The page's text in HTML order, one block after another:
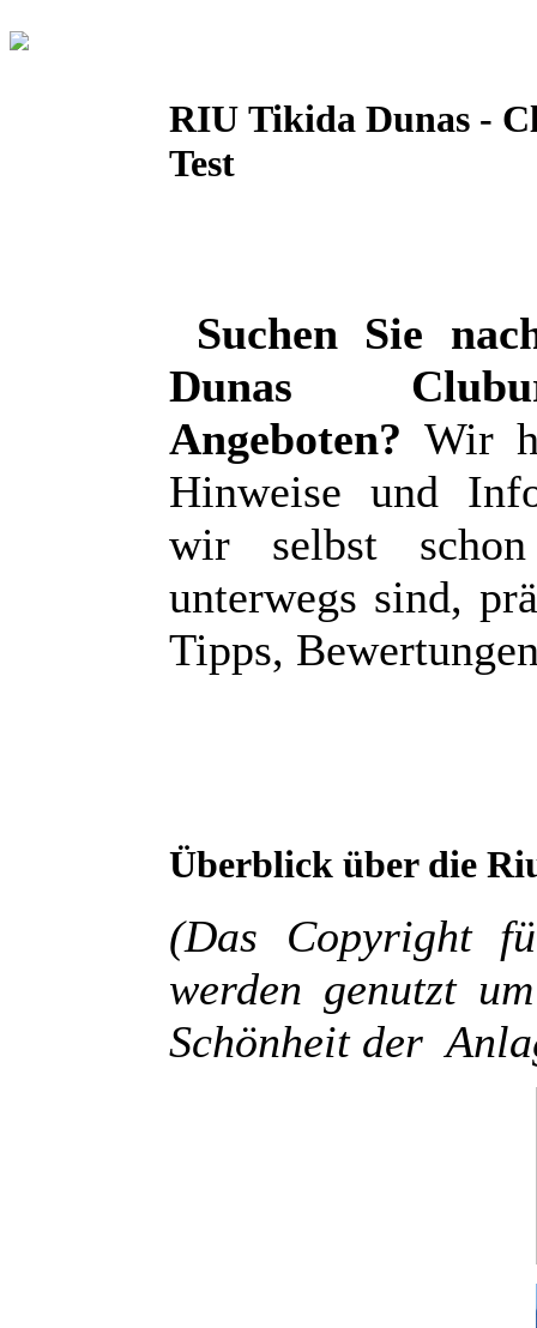
RIU Tikida Dunas -
Test
Suchen Sie
Dunas
Angeboten? Wir
Hinweise und
wir selbst
unterwegs sind,
Tipps,
Überblick über die
(Das Copyright
werden genutzt
Schönheit der